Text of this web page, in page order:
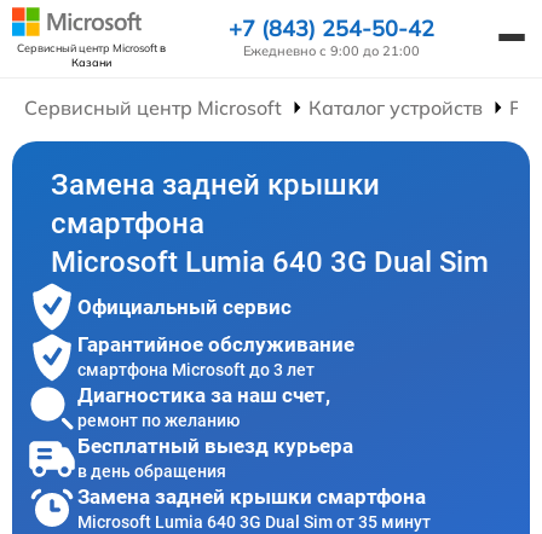
Сервисный центр Microsoftв
Казани
+7 (843) 254-50-42
Ежедневно с 9:00 до 21:00
Сервисный центр Microsoft Каталог устройств
Замена задней крышки
смартфона
Microsoft Lumia 640 3G Dual Sim
Официальный сервис
Гарантийное обслуживание
смартфона Microsoft до 3 лет
Диагностика за наш счет,
ремонт по желанию
Бесплатный выезд курьера
в день обращения
Замена задней крышки смартфона
Microsoft Lumia 640 3G Dual Sim от 35 минут